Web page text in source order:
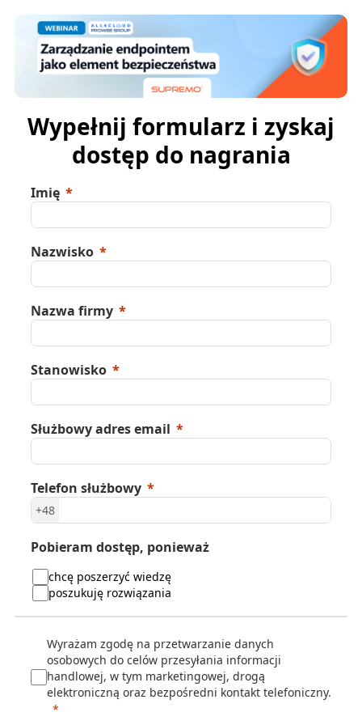
Wypełnij formularz i zyskaj
dostęp do nagrania
Imię
Nazwisko
Nazwa firmy
Stanowisko
Służbowy adres email
Telefon służbowy
+48
Pobieram dostęp, ponieważ
chcę poszerzyć wiedzę
poszukuję rozwiązania
Wyrażam zgodę na przetwarzanie danych
osobowych do celów przesyłania informacji
handlowej, w tym marketingowej, drogą
elektroniczną oraz bezpośredni kontakt telefoniczny.